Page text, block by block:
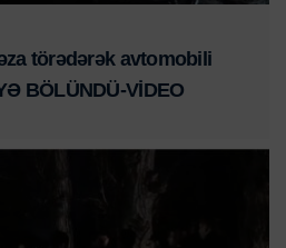
törədərək avtomobili
BÖLÜNDÜ-VİDEO